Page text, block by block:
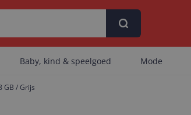
Baby, kind & speelgoed Mode
GB / Grijs